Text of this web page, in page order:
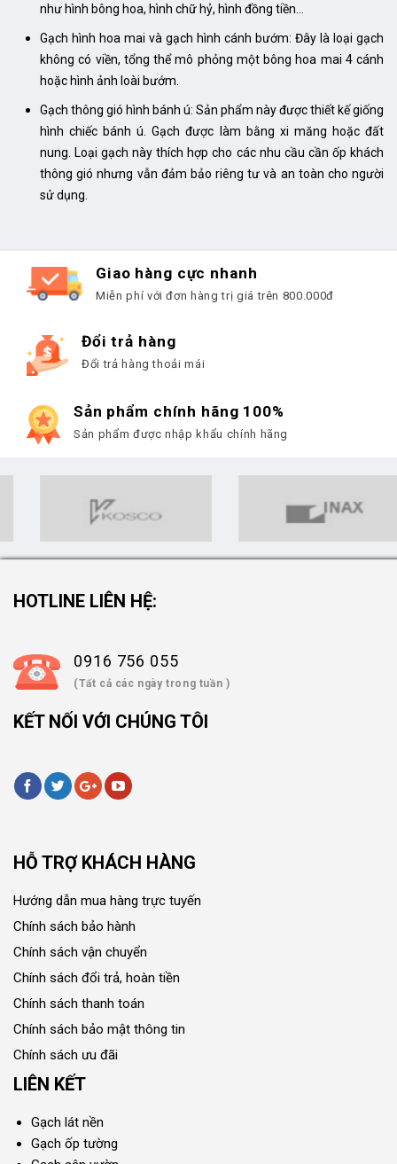
như hình bông hoa, hình chữ hỷ, hình đồng tiền…
Gạch hình hoa mai và gạch hình cánh bướm: Đây là loại gạch
không có viền, tổng thể mô phỏng một bông hoa mai 4 cánh
hoặc hình ảnh loài bướm.
Gạch thông gió hình bánh ú: Sản phẩm này được thiết kế giống
hình chiếc bánh ú. Gạch được làm bằng xi măng hoặc đất
nung. Loại gạch này thích hợp cho các nhu cầu cần ốp khách
thông gió nhưng vẫn đảm bảo riêng tư và an toàn cho người
sử dụng.
Giao hàng cực nhanh
Miễn phí với đơn hàng trị giá trên 800.000đ
Đổi trả hàng
Đổi trả hàng thoải mái
Sản phẩm chính hãng 100%
Sản phẩm được nhập khẩu chính hãng
HOTLINE LIÊN HỆ:
0916 756 055
(Tất cả các ngày trong tuần )
KẾT NỐI VỚI CHÚNG TÔI
HỖ TRỢ KHÁCH HÀNG
Hướng dẫn mua hàng trực tuyến
Chính sách bảo hành
Chính sách vận chuyển
Chính sách đổi trả, hoàn tiền
Chính sách thanh toán
Chính sách bảo mật thông tin
Chính sách ưu đãi
LIÊN KẾT
Gạch lát nền
Gạch ốp tường